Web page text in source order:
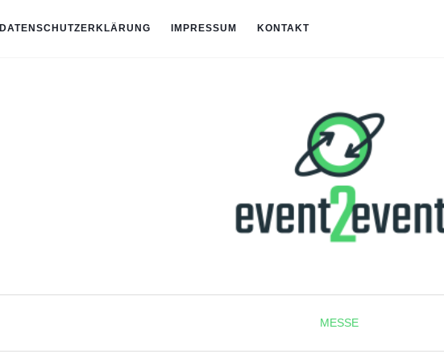
DATENSCHUTZERKLÄRUNG IMPRESSUM KONTAKT
MESSE